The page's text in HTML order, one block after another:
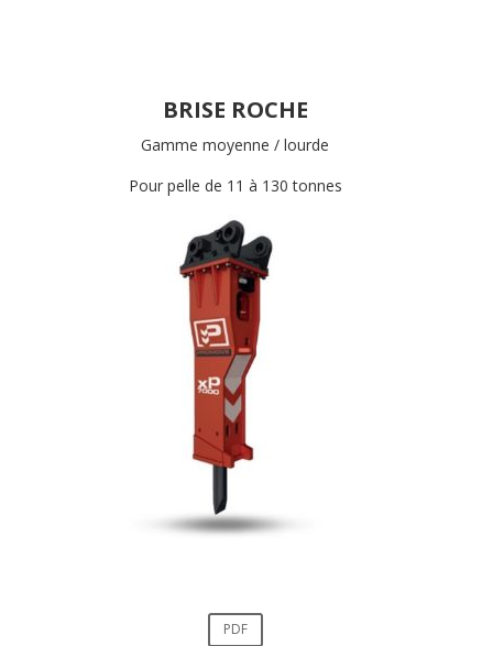
BRISE ROCHE
Gamme moyenne / lourde
Pour pelle de 11 à 130 tonnes
PDF